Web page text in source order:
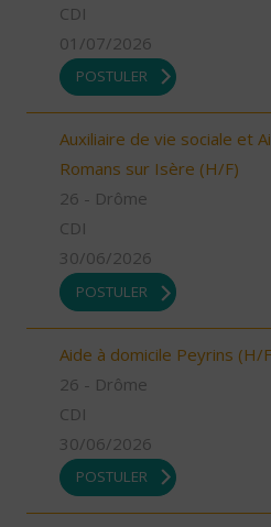
CDI
01/07/2026
POSTULER
Auxiliaire de vie sociale et
Romans sur Isère (H/F)
26 - Drôme
CDI
30/06/2026
POSTULER
Aide à domicile Peyrins (H/
26 - Drôme
CDI
30/06/2026
POSTULER